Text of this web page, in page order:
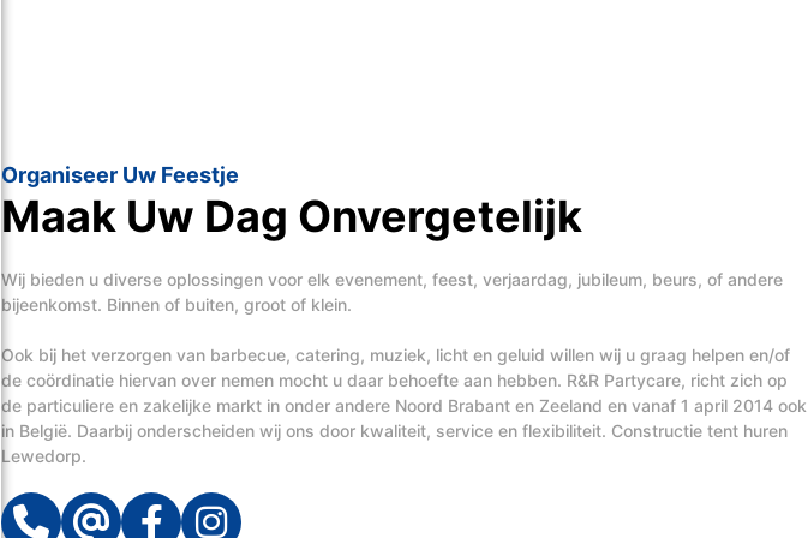
Organiseer Uw Feestje
Maak Uw Dag Onvergetelijk
Wij bieden u diverse oplossingen voor elk evenement, feest, verjaardag, jubileum, beurs, of andere
bijeenkomst. Binnen of buiten, groot of klein.
Ook bij het verzorgen van barbecue, catering, muziek, licht en geluid willen wij u graag helpen en/of
de coördinatie hiervan over nemen mocht u daar behoefte aan hebben. R&R Partycare, richt zich op
de particuliere en zakelijke markt in onder andere Noord Brabant en Zeeland en vanaf 1 april 2014 ook
in België. Daarbij onderscheiden wij ons door kwaliteit, service en flexibiliteit. Constructie tent huren
Lewedorp.